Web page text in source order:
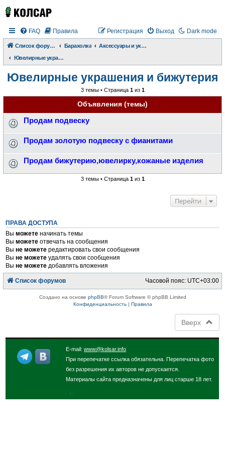
Dark mode
FAQ Правила Выход
Регистрация
Список форумов Барахолка
Аксессуары и украшения
Ювелирные украшения и бижутерия
Ювелирные украшения и бижутерия
3 темы • Страница 1из 1
Объявления (темы)
Продам подвеску
Продам золотую подвеску с фианитами
Продам бижутерию,ювелирку,кожаные изделия
3 темы • Страница 1из 1
Перейти
ПРАВА ДОСТУПА
Выможете начинать темы
Выможете отвечать на сообщения
Выне можете редактировать свои сообщения
Выне можете удалять свои сообщения
Выне можете добавлять вложения
Список форумов Часовой пояс: UTC+03:00
Создано на основе phpBB® Forum Software © phpBB Limited
Конфиденциальность| Правила
Вверх
E-mail:www@kolsar.info
При перепечатке ссылка обязательна. Перепечатка фото
без разрешения их авторов не допускается.
Материалы сайта предназначены для лиц старше 18 лет.